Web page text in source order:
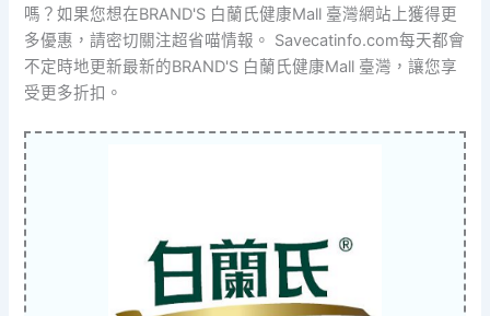
嗎？如果您想在BRAND'S 白蘭氏健康Mall 臺灣網站上獲得更
多優惠，請密切關注超省喵情報。 Savecatinfo.com每天都會
不定時地更新最新的BRAND'S 白蘭氏健康Mall 臺灣，讓您享
受更多折扣。